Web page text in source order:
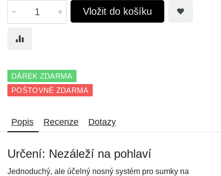
Vložit do košíku
DÁREK ZDARMA
POŠTOVNÉ ZDARMA
Popis Recenze Dotazy
Určení: Nezáleží na pohlaví
Jednoduchý, ale účelný nosný systém pro sumky na